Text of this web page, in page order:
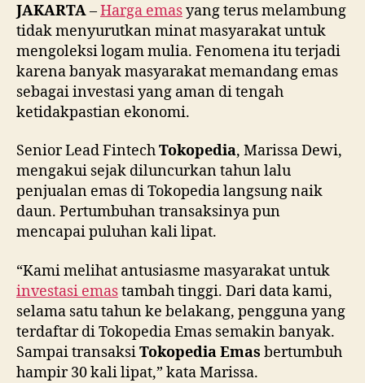
JAKARTA–Harga emasyang terus melambung
tidak menyurutkan minat masyarakat untuk
mengoleksi logam mulia. Fenomena itu terjadi
karena banyak masyarakat memandang emas
sebagai investasi yang aman di tengah
ketidakpastian ekonomi.
Senior Lead FintechTokopedia, Marissa Dewi,
mengakui sejak diluncurkan tahun lalu
penjualan emas di Tokopedia langsung naik
daun. Pertumbuhan transaksinya pun
mencapai puluhan kali lipat.
“Kami melihat antusiasme masyarakat untuk
investasi emastambah tinggi. Dari data kami,
selama satu tahun ke belakang, pengguna yang
terdaftar di Tokopedia Emas semakin banyak.
Sampai transaksiTokopedia Emas bertumbuh
hampir 30 kali lipat,” kata Marissa.